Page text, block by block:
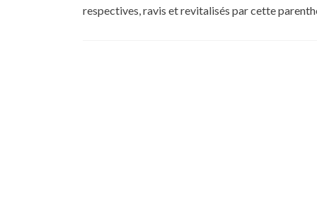
respectives, ravis et revitalisés par cette